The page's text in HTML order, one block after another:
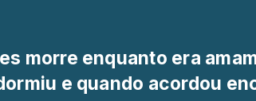
morre enquanto era
e quando acordou